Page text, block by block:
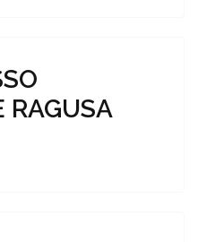
RAGUSA